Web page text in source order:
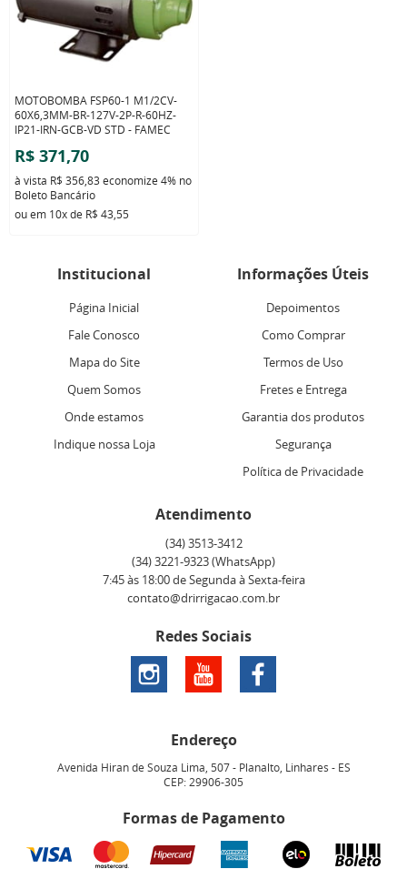
MOTOBOMBA FSP60-1 M1/2CV-
60X6,3MM-BR-127V-2P-R-60HZ-
IP21-IRN-GCB-VD STD - FAMEC
R$ 371,70
à vista R$ 356,83 economize 4% no
Boleto Bancário
ou em 10xde R$ 43,55
Institucional
Página Inicial
Fale Conosco
Mapa do Site
Quem Somos
Onde estamos
Indique nossa Loja
Informações Úteis
Depoimentos
Como Comprar
Termos de Uso
Fretes e Entrega
Garantia dos produtos
Segurança
Política de Privacidade
Atendimento
(34)3513-3412
(34)3221-9323(WhatsApp)
7:45 às 18:00 de Segunda à Sexta-feira
contato@drirrigacao.com.br
Redes Sociais
Endereço
Avenida Hiran de Souza Lima, 507- Planalto, Linhares - ES
CEP: 29906-305
Formas de Pagamento